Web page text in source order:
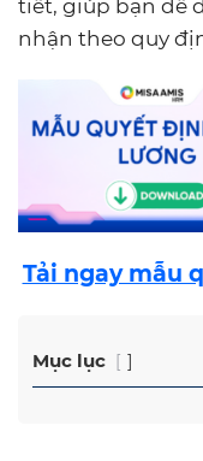
tiết, giúp bạn dễ
nhận theo quy
Tải ngay mẫu
Mục lục